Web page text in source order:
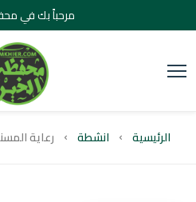
مرحباً بك في محفظة الخير
انشطة رعاية المسنين